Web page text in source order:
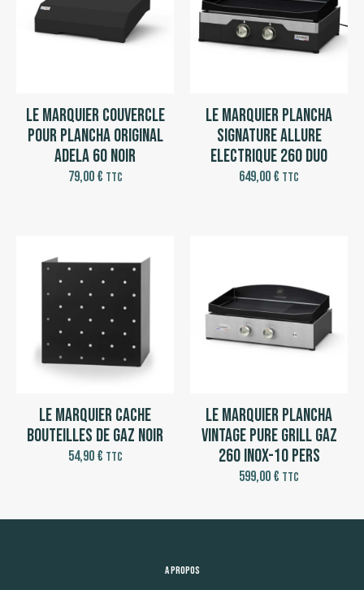
Le Marquier Couvercle
pour Plancha Original
Adela 60 Noir
79,00€ TTC
Le Marquier Plancha
Signature Allure
Electrique 260 DUO
649,00€ TTC
Le Marquier Cache
bouteilles de gaz noir
54,90€ TTC
Le Marquier Plancha
Vintage Pure Grill Gaz
260 Inox-10 pers
599,00€ TTC
A propos